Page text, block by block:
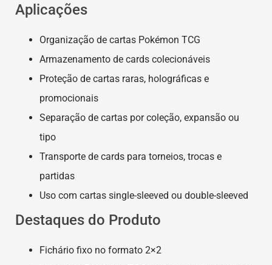
Aplicações
Organização de cartas Pokémon TCG
Armazenamento de cards colecionáveis
Proteção de cartas raras, holográficas e
promocionais
Separação de cartas por coleção, expansão ou
tipo
Transporte de cards para torneios, trocas e
partidas
Uso com cartas single-sleeved ou double-sleeved
Destaques do Produto
Fichário fixo no formato 2×2